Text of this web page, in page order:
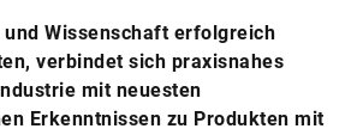
Wissenschaft erfolgreich
verbindet sich praxisnahes
mit neuesten
Erkenntnissen zu Produkten mit